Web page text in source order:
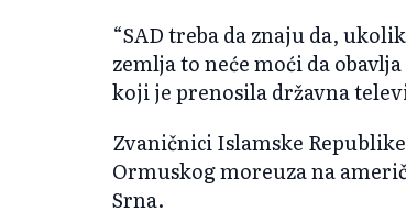
“SAD treba da znaju da,
zemlja to neće moći da
koji je prenosila državna
Zvaničnici Islamske
Ormuskog moreuza na
Srna.